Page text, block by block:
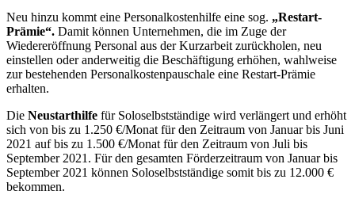
Neu hinzu kommt eine Personalkostenhilfe eine sog. „Restart-
Prämie“. Damit können Unternehmen, die im Zuge der
Wiedereröffnung Personal aus der Kurzarbeit zurückholen, neu
einstellen oder anderweitig die Beschäftigung erhöhen, wahlweise
zur bestehenden Personalkostenpauschale eine Restart-Prämie
erhalten.
Die Neustarthilfe für Soloselbstständige wird verlängert und erhöht
sich von bis zu 1.250 €/Monat für den Zeitraum von Januar bis Juni
2021 auf bis zu 1.500 €/Monat für den Zeitraum von Juli bis
September 2021. Für den gesamten Förderzeitraum von Januar bis
September 2021 können Soloselbstständige somit bis zu 12.000 €
bekommen.